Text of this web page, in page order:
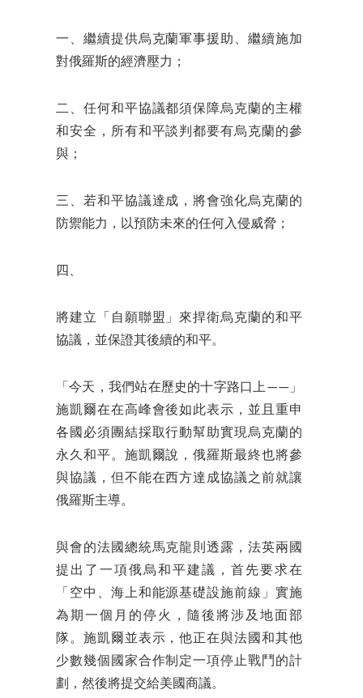
一、繼續提供烏克蘭軍事援助、繼續施加
對俄羅斯的經濟壓力；
二、任何和平協議都須保障烏克蘭的主權
和安全，所有和平談判都要有烏克蘭的參
與；
三、若和平協議達成，將會強化烏克蘭的
防禦能力，以預防未來的任何入侵威脅；
四、
將建立「自願聯盟」來捍衛烏克蘭的和平
協議，並保證其後續的和平。
「今天，我們站在歷史的十字路口上——」
施凱爾在在高峰會後如此表示，並且重申
各國必須團結採取行動幫助實現烏克蘭的
永久和平。施凱爾說，俄羅斯最終也將參
與協議，但不能在西方達成協議之前就讓
俄羅斯主導。
與會的法國總統馬克龍則透露，法英兩國
提出了一項俄烏和平建議，首先要求在
「空中、海上和能源基礎設施前線」實施
為期一個月的停火，隨後將涉及地面部
隊。施凱爾並表示，他正在與法國和其他
少數幾個國家合作制定一項停止戰鬥的計
劃，然後將提交給美國商議。